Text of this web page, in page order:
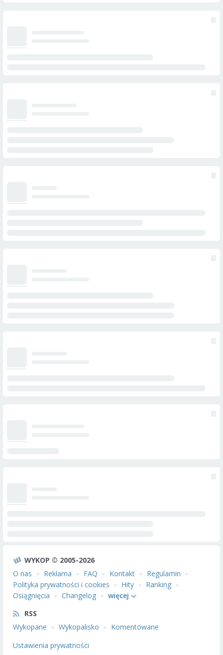
WYKOP © 2005-2026
O nas
Reklama FAQ Kontakt
Regulamin
Polityka prywatności i cookies
Hity
Ranking
Osiągnięcia
Changelog
więcej
RSS
Wykopane
Wykopalisko
Komentowane
Ustawienia prywatności